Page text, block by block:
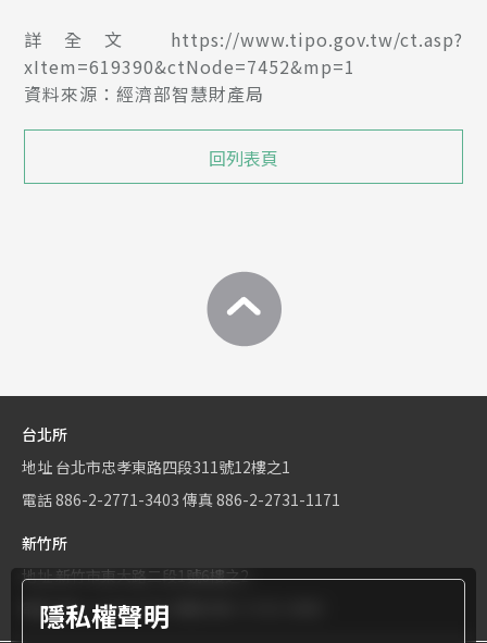
詳全文 https://www.tipo.gov.tw/ct.asp?
xItem=619390&ctNode=7452&mp=1
資料來源：經濟部智慧財產局
回列表頁
台北所
地址 台北市忠孝東路四段311號12樓之1
電話886-2-2771-3403 傳真 886-2-2731-1171
新竹所
地址新竹市東大路二段1號6樓之2
電話886-3-534-9161
隱私權聲明